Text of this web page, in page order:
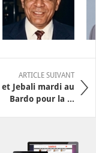
ARTICLE SUIVANT
Jebali mardi au
Bardo pour la ...